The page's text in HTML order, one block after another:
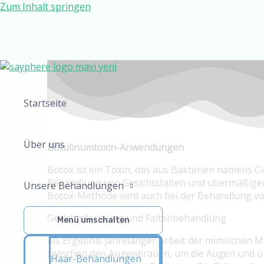
Zum Inhalt springen
Startseite
Über uns
Unsere Behandlungen
Menü umschalten
Haar-Behandlungen
Botulinumtoxin-Anwendungen
Botox ist ein Toxin, das aus Bakterien namens
Behandlung von Gesichtsfalten und
Botox-Methode wird auch bei der Behandlung
Gesichtsformung und Faltenbehandlung
Als Ergebnis jahrelanger Arbeit der mimischen
zwischen den Augenbrauen, um die Augen und